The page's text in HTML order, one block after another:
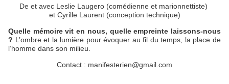
De et avec Leslie Laugero (comédienne et marionnettiste)
et Cyrille Laurent (conception technique)
Quelle mémoire vit en nous, quelle empreinte laissons-nous
? L’ombre et la lumière pour évoquer au fil du temps, la place de
l’homme dans son milieu.
Contact : manifesterien@gmail.com